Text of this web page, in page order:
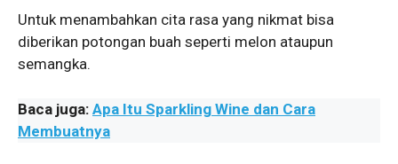
Untuk menambahkan cita rasa yang nikmat bisa
diberikan potongan buah seperti melon ataupun
semangka.
Baca juga: Apa Itu Sparkling Wine dan Cara
Membuatnya